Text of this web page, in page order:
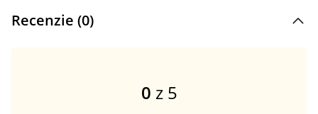
Recenzie (0)
0 z 5